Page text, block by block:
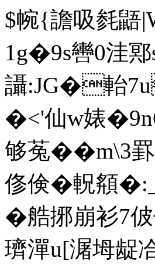
$帵{譫吸毵
1g�9s轡0洼
讘:JG�軩
�<'仙w婊
够菟��m\3
俢倹�軦頯
�艁捓崩衫7
璾潬u[潳坶